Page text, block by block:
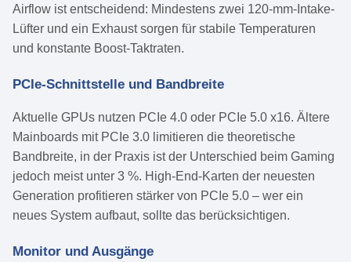
Airflow ist entscheidend: Mindestens zwei 120-mm-Intake-
Lüfter und ein Exhaust sorgen für stabile Temperaturen
und konstante Boost-Taktraten.
PCIe-Schnittstelle und Bandbreite
Aktuelle GPUs nutzen PCIe 4.0 oder PCIe 5.0 x16. Ältere
Mainboards mit PCIe 3.0 limitieren die theoretische
Bandbreite, in der Praxis ist der Unterschied beim Gaming
jedoch meist unter 3 %. High-End-Karten der neuesten
Generation profitieren stärker von PCIe 5.0 – wer ein
neues System aufbaut, sollte das berücksichtigen.
Monitor und Ausgänge